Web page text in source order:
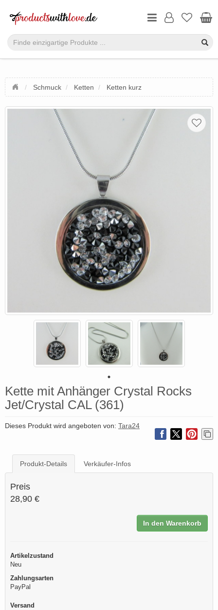
Schmuck Ketten Ketten kurz
Kette mit Anhänger Crystal Rocks
Jet/Crystal CAL (361)
Dieses Produkt wird angeboten von: Tara24
Produkt-Details Verkäufer-Infos
Preis
28,90 €
In den Warenkorb
Artikelzustand
Neu
Zahlungsarten
PayPal
Versand